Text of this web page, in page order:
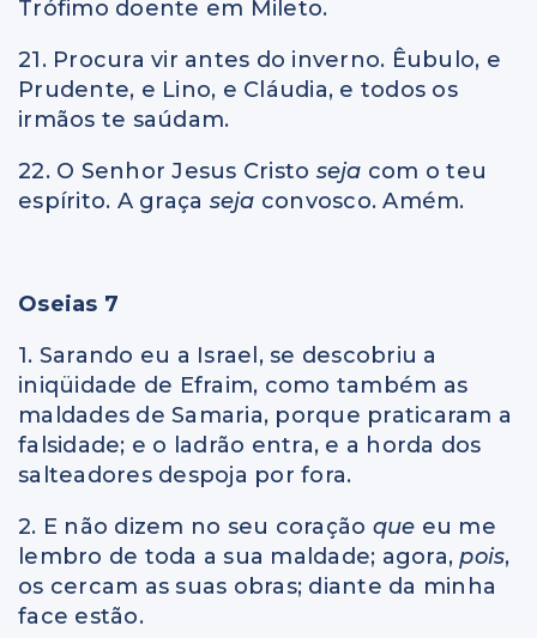
Trófimo doente em Mileto.
21. Procura vir antes do inverno. Êubulo, e
Prudente, e Lino, e Cláudia, e todos os
irmãos te saúdam.
22. O Senhor Jesus Cristo seja com o teu
espírito. A graça seja convosco. Amém.
Oseias 7
1. Sarando eu a Israel, se descobriu a
iniqüidade de Efraim, como também as
maldades de Samaria, porque praticaram a
falsidade; e o ladrão entra, e a horda dos
salteadores despoja por fora.
2. E não dizem no seu coração que eu me
lembro de toda a sua maldade; agora,pois,
os cercam as suas obras; diante da minha
face estão.